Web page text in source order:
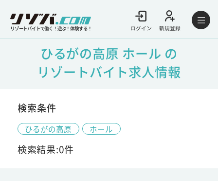
リゾートバイトで働く！遊ぶ！体験する！ ログイン 新規登録
ひるがの高原 ホール の
リゾートバイト求人情報
検索条件
ひるがの高原 ホール
検索結果:0件